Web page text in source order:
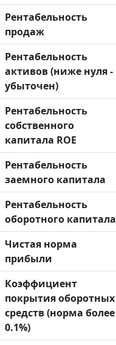
Рентабельность
продаж
Рентабельность
активов (ниже нуля -
убыточен)
Рентабельность
собственного
капитала ROE
Рентабельность
заемного капитала
Рентабельность
оборотного капитала
Чистая норма
прибыли
Коэффициент
покрытия оборотных
средств (норма более
0.1%)